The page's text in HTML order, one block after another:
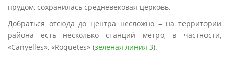
прудом, сохранилась средневековая церковь.
Добраться отсюда до центра несложно – на территории
района есть несколько станций метро, в частности,
«Canyelles», «Roquetes» (зелёная линия 3).